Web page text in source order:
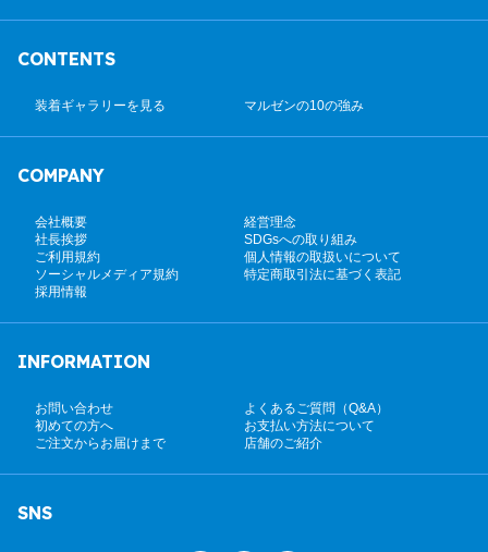
CONTENTS
装着ギャラリーを見る マルゼンの10の強み
COMPANY
会社概要
経営理念
社長挨拶
SDGsへの取り組み
ご利用規約
個人情報の取扱いについて
ソーシャルメディア規約
特定商取引法に基づく表記
採用情報
INFORMATION
お問い合わせ
よくあるご質問（Q&A）
初めての方へ
お支払い方法について
ご注文からお届けまで
店舗のご紹介
SNS